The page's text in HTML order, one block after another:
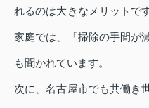
れるのは大きなメリットで
家庭では、「掃除の手間が
も聞かれています。
次に、名古屋市でも共働き